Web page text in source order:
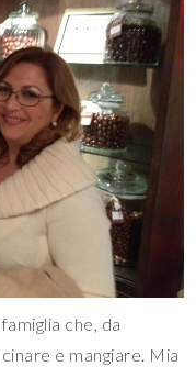
che, da
e mangiare. Mia